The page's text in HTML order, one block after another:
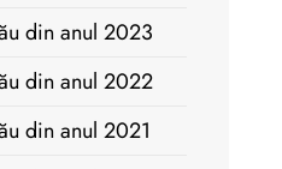
din anul 2023
din anul 2022
din anul 2021